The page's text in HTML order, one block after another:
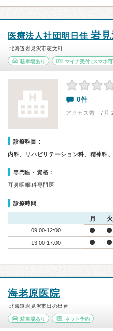
医療法人社団明日佳 岩
北海道岩見沢市志文町
駐車場あり マイナ受付(スマホ
0件
アクセス数 7月:
診療科目：
内科、リハビリテーション科、精神科
専門医・資格：
耳鼻咽喉科専門医
診療時間
月 火
09:00-12:00
13:00-17:00
海老原医院
北海道岩見沢市日の出台
駐車場あり ネット予約